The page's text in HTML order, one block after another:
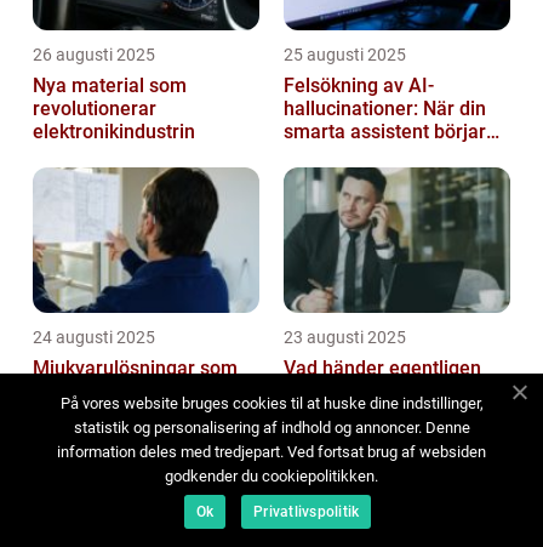
26 augusti 2025
Nya material som
revolutionerar
elektronikindustrin
25 augusti 2025
Felsökning av AI-
hallucinationer: När din
smarta assistent börjar
24 augusti 2025
Mjukvarulösningar som
revolutionerar bygg- och
konstruktionsbranschen
23 augusti 2025
Vad händer egentligen
med dina uppgifter vid ett
dataintrång?
På vores website bruges cookies til at huske dine indstillinger,
statistik og personalisering af indhold og annoncer. Denne
information deles med tredjepart. Ved fortsat brug af websiden
godkender du cookiepolitikken.
Ok Privatlivspolitik